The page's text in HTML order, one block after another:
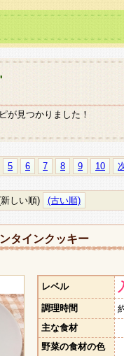
が見つかりました！
5 6 7 8 9 10
しい順) (古い順)
タインクッキー
レベル
調理時間
主な食材
野菜の食材の色